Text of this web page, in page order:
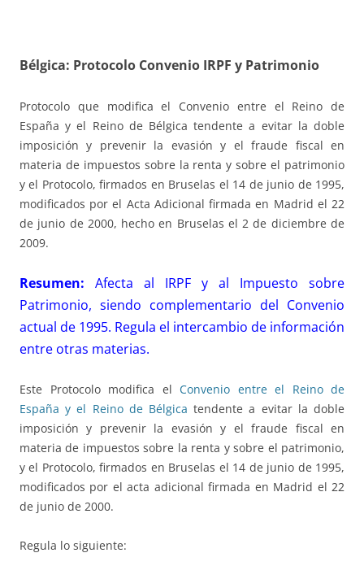
Bélgica: Protocolo Convenio IRPF y Patrimonio
Protocolo que modifica el Convenio entre el Reino de
España y el Reino de Bélgica tendente a evitar la doble
imposición y prevenir la evasión y el fraude fiscal en
materia de impuestos sobre la renta y sobre el patrimonio
y el Protocolo, firmados en Bruselas el 14 de junio de 1995,
modificados por el Acta Adicional firmada en Madrid el 22
de junio de 2000, hecho en Bruselas el 2 de diciembre de
2009.
Resumen: Afecta al IRPF y al Impuesto sobre
Patrimonio, siendo complementario del Convenio
actual de 1995. Regula el intercambio de información
entre otras materias.
Este Protocolo modifica el Convenio entre el Reino de
España y el Reino de Bélgica tendente a evitar la doble
imposición y prevenir la evasión y el fraude fiscal en
materia de impuestos sobre la renta y sobre el patrimonio,
y el Protocolo, firmados en Bruselas el 14 de junio de 1995,
modificados por el acta adicional firmada en Madrid el 22
de junio de 2000.
Regula lo siguiente: